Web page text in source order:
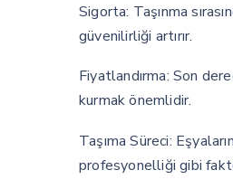
Sigorta: Taşınma
güvenilirliği artırır.
Fiyatlandırma: Son
kurmak önemlidir.
Taşıma Süreci:
profesyonelliği gibi